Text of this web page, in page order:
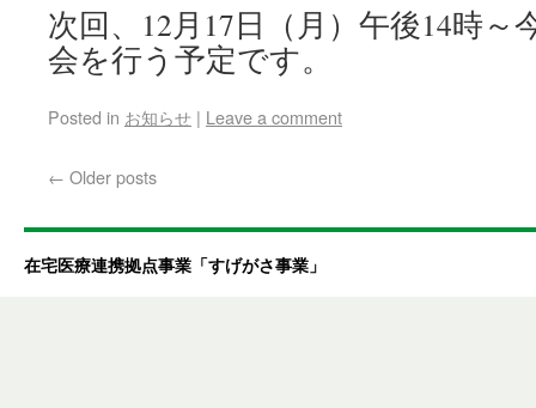
次回、12月17日（月）午後14時～
会を行う予定です。
Posted in お知らせ | Leave a comment
← Older posts
在宅医療連携拠点事業「すげがさ事業」